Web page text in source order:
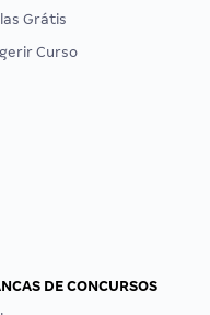
Grátis
Curso
DE CONCURSOS